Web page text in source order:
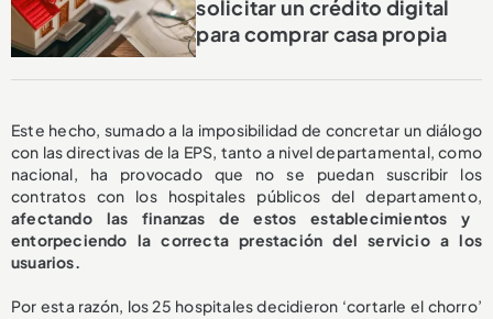
solicitar un crédito digital
para comprar casa propia
Este hecho, sumado a la imposibilidad de concretar un diálogo
con las directivas de la EPS, tanto a nivel departamental, como
nacional, ha provocado que no se puedan suscribir los
contratos con los hospitales públicos del departamento,
afectando las finanzas de estos establecimientos y
entorpeciendo la correcta prestación del servicio a los
usuarios.
Por esta razón, los 25 hospitales decidieron ‘cortarle el chorro’